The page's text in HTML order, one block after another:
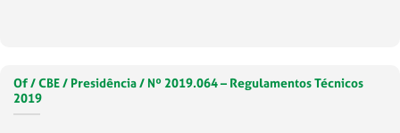
Of / CBE / Presidência / Nº 2019.064 – Regulamentos Técnicos
2019